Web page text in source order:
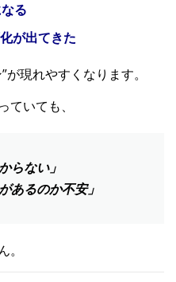
る
が出てきた
現れやすくなります。
いても、
らない」
あるのか不安」